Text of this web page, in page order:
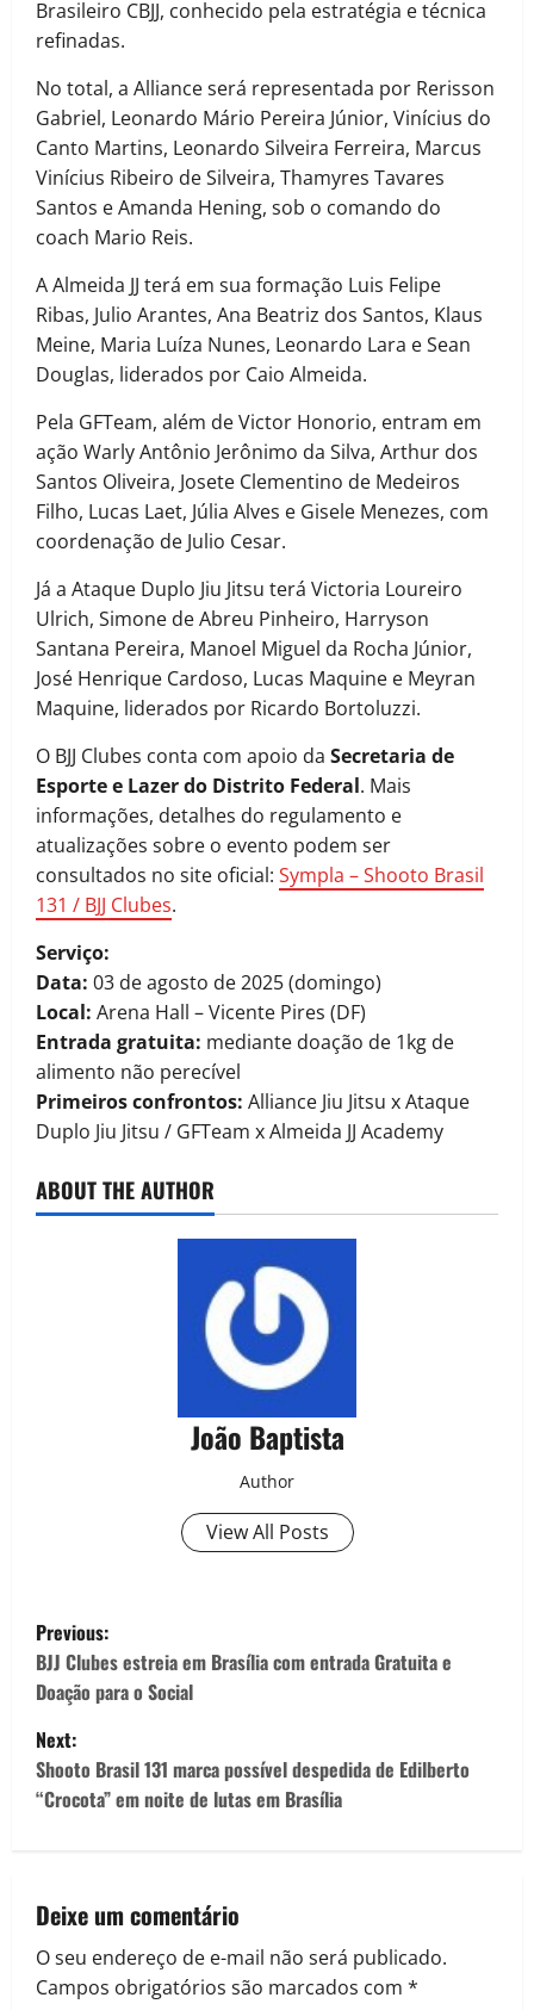
Brasileiro CBJJ, conhecido pela estratégia e técnica
refinadas.
No total, a Alliance será representada por Rerisson
Gabriel, Leonardo Mário Pereira Júnior, Vinícius do
Canto Martins, Leonardo Silveira Ferreira, Marcus
Vinícius Ribeiro de Silveira, Thamyres Tavares
Santos e Amanda Hening, sob o comando do
coach Mario Reis.
A Almeida JJ terá em sua formação Luis Felipe
Ribas, Julio Arantes, Ana Beatriz dos Santos, Klaus
Meine, Maria Luíza Nunes, Leonardo Lara e Sean
Douglas, liderados por Caio Almeida.
Pela GFTeam, além de Victor Honorio, entram em
ação Warly Antônio Jerônimo da Silva, Arthur dos
Santos Oliveira, Josete Clementino de Medeiros
Filho, Lucas Laet, Júlia Alves e Gisele Menezes, com
coordenação de Julio Cesar.
Já a Ataque Duplo Jiu Jitsu terá Victoria Loureiro
Ulrich, Simone de Abreu Pinheiro, Harryson
Santana Pereira, Manoel Miguel da Rocha Júnior,
José Henrique Cardoso, Lucas Maquine e Meyran
Maquine, liderados por Ricardo Bortoluzzi.
O BJJ Clubes conta com apoio da Secretaria de
Esporte e Lazer do Distrito Federal. Mais
informações, detalhes do regulamento e
atualizações sobre o evento podem ser
consultados no site oficial: Sympla – Shooto Brasil
131 / BJJ Clubes.
Serviço:
Data: 03 de agosto de 2025 (domingo)
Local: Arena Hall – Vicente Pires (DF)
Entrada gratuita: mediante doação de 1kg de
alimento não perecível
Primeiros confrontos: Alliance Jiu Jitsu x Ataque
Duplo Jiu Jitsu / GFTeam x Almeida JJ Academy
ABOUT THE AUTHOR
João Baptista
Author
View All Posts
Previous:
BJJ Clubes estreia em Brasília com entrada Gratuita e
Doação para o Social
Next:
Shooto Brasil 131 marca possível despedida de Edilberto
“Crocota” em noite de lutas em Brasília
Deixe um comentário
O seu endereço de e-mail não será publicado.
Campos obrigatórios são marcados com *